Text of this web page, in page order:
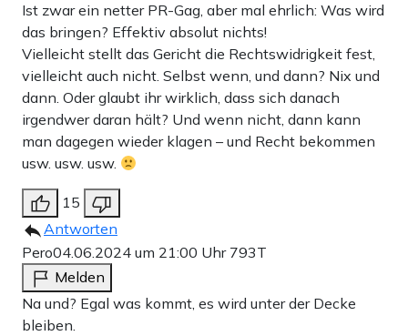
Ist zwar ein netter PR-Gag, aber mal ehrlich: Was wird
das bringen? Effektiv absolut nichts!
Vielleicht stellt das Gericht die Rechtswidrigkeit fest,
vielleicht auch nicht. Selbst wenn, und dann? Nix und
dann. Oder glaubt ihr wirklich, dass sich danach
irgendwer daran hält? Und wenn nicht, dann kann
man dagegen wieder klagen – und Recht bekommen
usw. usw. usw.
15
Antworten
Pero04.06.2024 um 21:00 Uhr 793T
Melden
Na und? Egal was kommt, es wird unter der Decke
bleiben.